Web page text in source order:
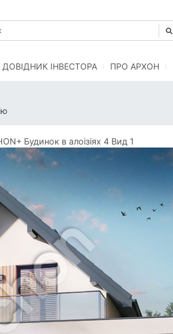
ДОВІДНИК ІНВЕСТОРА ПРО АРХОН
Будинок в алоізіях 4 Вид 1